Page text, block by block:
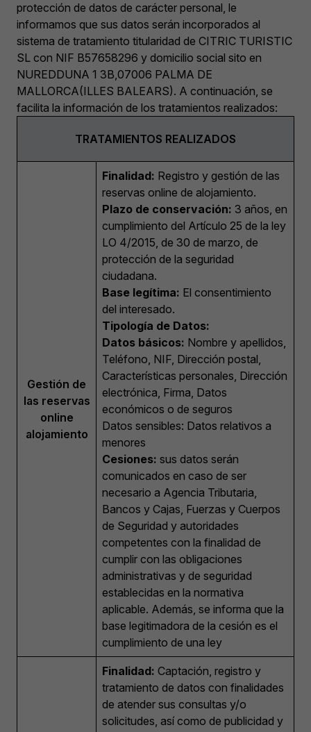
protección de datos de carácter personal, le
informamos que sus datos serán incorporados al
sistema de tratamiento titularidad de CITRIC TURISTIC
SL con NIF B57658296 y domicilio social sito en
NUREDDUNA 1 3B,07006 PALMA DE
MALLORCA(ILLES BALEARS). A continuación, se
facilita la información de los tratamientos realizados:
TRATAMIENTOS REALIZADOS
Gestión de
las reservas
online
alojamiento
Finalidad: Registro y gestión de las
reservas online de alojamiento.
Plazo de conservación: 3 años, en
cumplimiento del Artículo 25 de la ley
LO 4/2015, de 30 de marzo, de
protección de la seguridad
ciudadana.
Base legítima: El consentimiento
del interesado.
Tipología de Datos:
Datos básicos: Nombre y apellidos,
Teléfono, NIF, Dirección postal,
Características personales, Dirección
electrónica, Firma, Datos
económicos o de seguros
Datos sensibles: Datos relativos a
menores
Cesiones: sus datos serán
comunicados en caso de ser
necesario a Agencia Tributaria,
Bancos y Cajas, Fuerzas y Cuerpos
de Seguridad y autoridades
competentes con la finalidad de
cumplir con las obligaciones
administrativas y de seguridad
establecidas en la normativa
aplicable. Además, se informa que la
base legitimadora de la cesión es el
cumplimiento de una ley
Finalidad: Captación, registro y
tratamiento de datos con finalidades
de atender sus consultas y/o
solicitudes, así como de publicidad y